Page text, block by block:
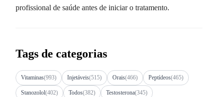
profissional de saúde antes de iniciar o tratamento.
Tags de categorias
Vitaminas(993) Injetáveis(515) Orais(466) Peptídeos(465)
Stanozolol(402) Todos(382) Testosterona(345)